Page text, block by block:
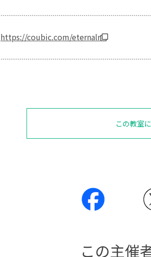
https://coubic.com/eternalr
この教室
この主催